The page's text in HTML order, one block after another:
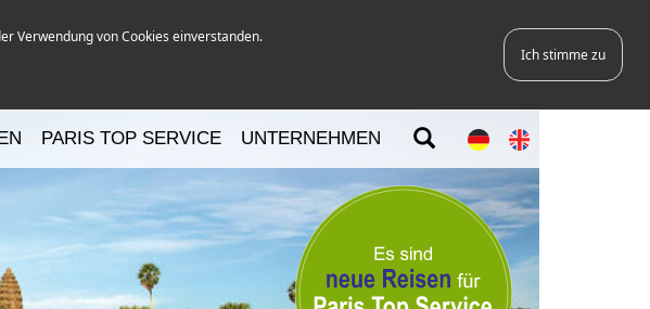
PARIS TOP SERVICE UNTERNEHMEN
Verwendung von Cookies einverstanden.
Ich stimme zu